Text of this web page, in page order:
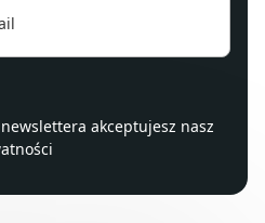
akceptujesz nasz